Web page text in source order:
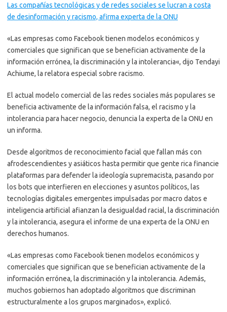
Las compañías tecnológicas y de redes sociales se lucran a costa
de desinformación y racismo, afirma experta de la ONU
«Las empresas como Facebook tienen modelos económicos y
comerciales que significan que se benefician activamente de la
información errónea, la discriminación y la intolerancia«, dijo Tendayi
Achiume, la relatora especial sobre racismo.
El actual modelo comercial de las redes sociales más populares se
beneficia activamente de la información falsa, el racismo y la
intolerancia para hacer negocio, denuncia la experta de la ONU en
un informa.
Desde algoritmos de reconocimiento facial que fallan más con
afrodescendientes y asiáticos hasta permitir que gente rica financie
plataformas para defender la ideología supremacista, pasando por
los bots que interfieren en elecciones y asuntos políticos, las
tecnologías digitales emergentes impulsadas por macro datos e
inteligencia artificial afianzan la desigualdad racial, la discriminación
y la intolerancia, asegura el informe de una experta de la ONU en
derechos humanos.
«Las empresas como Facebook tienen modelos económicos y
comerciales que significan que se benefician activamente de la
información errónea, la discriminación y la intolerancia. Además,
muchos gobiernos han adoptado algoritmos que discriminan
estructuralmente a los grupos marginados», explicó.